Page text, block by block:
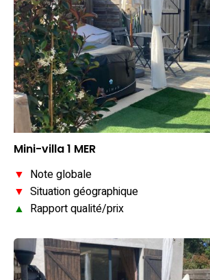
Mini-villa 1 MER
▼ Note globale
▼ Situation géographique
▲ Rapport qualité/prix